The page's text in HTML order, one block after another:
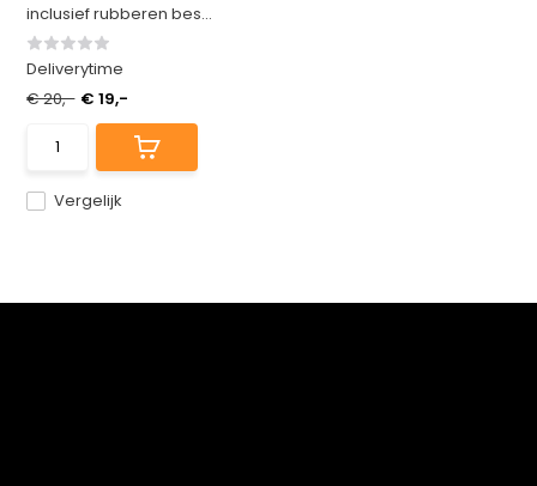
inclusief rubberen bes...
Deliverytime
Vergelijk
€ 20,- € 19,-